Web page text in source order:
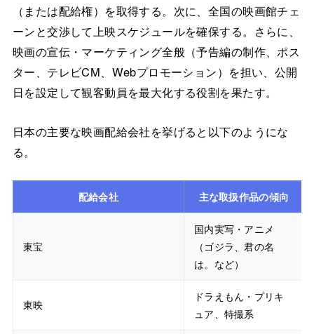
（または配給権）を取得する。次に、全国の映画館チェ
ーンと交渉して上映スケジュールを確保する。さらに、
映画の宣伝・マーケティング全般（予告編の制作、ポス
ター、テレビCM、Webプロモーション）を担い、公開
日を設定して観客動員を最大化する役割を果たす。
日本の主要な映画配給会社を挙げると以下のようにな
る。
配給会社 主な取扱作品の傾向
東宝
国内実写・アニメ
（ゴジラ、君の名
は。など）
東映
ドラえもん・プリキ
ュア、特撮系